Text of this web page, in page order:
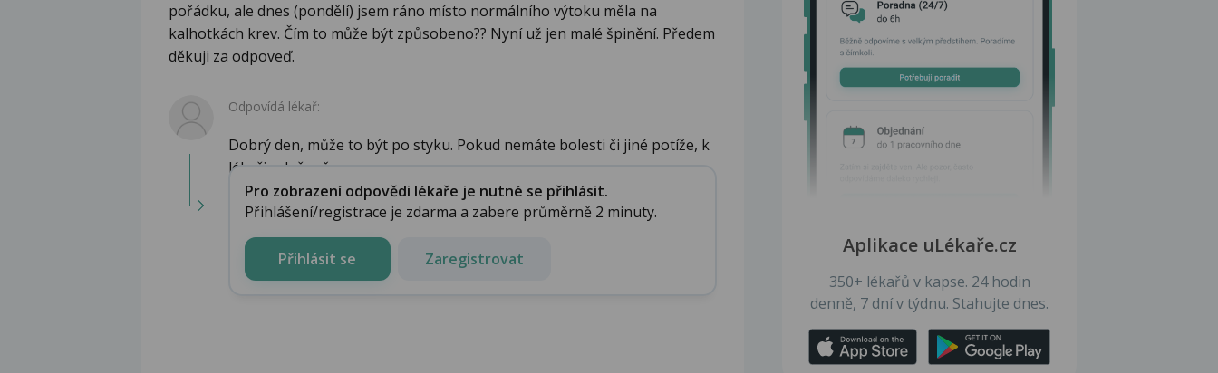
pořádku, ale dnes (pondělí) jsem ráno místo normálního výtoku měla na
kalhotkách krev. Čím to může být způsobeno?? Nyní už jen malé špinění. Předem
děkuji za odpoveď.
Odpovídá lékař:
Dobrý den, může to být po styku. Pokud nemáte bolesti či jiné potíže, k
lékaři vyloženě...
Pro zobrazení odpovědi lékaře je nutné se přihlásit.
Přihlášení/registrace je zdarma a zabere průměrně 2 minuty.
Přihlásit se Zaregistrovat
Aplikace uLékaře.cz
350+ lékařů v kapse. 24 hodin
denně, 7 dní v týdnu. Stahujte dnes.